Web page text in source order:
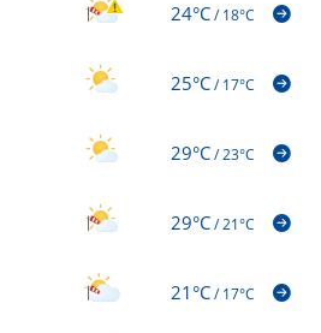
24°C/18°C
25°C/17°C
29°C/23°C
29°C/21°C
21°C/17°C